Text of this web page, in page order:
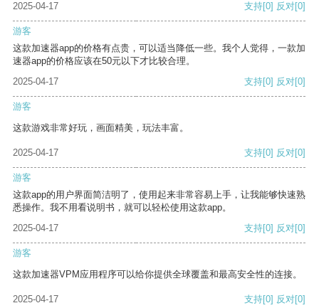
2025-04-17 支持[0] 反对[0]
游客
这款加速器app的价格有点贵，可以适当降低一些。我个人觉得，一款加
速器app的价格应该在50元以下才比较合理。
2025-04-17
支持[0] 反对[0]
游客
这款游戏非常好玩，画面精美，玩法丰富。
2025-04-17 支持[0] 反对[0]
游客
这款app的用户界面简洁明了，使用起来非常容易上手，让我能够快速熟
悉操作。我不用看说明书，就可以轻松使用这款app。
2025-04-17
支持[0] 反对[0]
游客
这款加速器VPM应用程序可以给你提供全球覆盖和最高安全性的连接。
2025-04-17 支持[0] 反对[0]